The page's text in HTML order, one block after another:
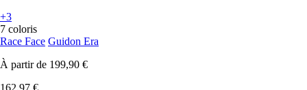
+3
7 coloris
Race Face Guidon Era
À partir de 199,90 €
162,97 €